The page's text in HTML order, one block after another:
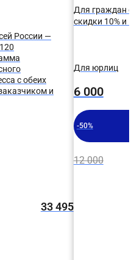
России —
с обеих
и
33 495
Для граждан с
скидки 10% и
Для юрлиц
6 000
-50%
12 000